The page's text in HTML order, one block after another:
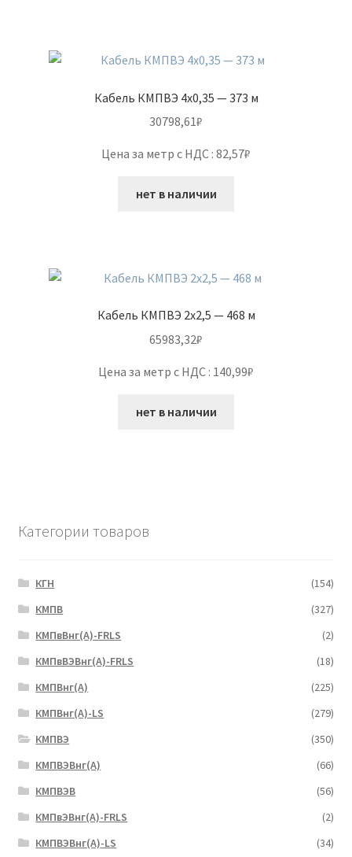
Кабель КМПВЭ 4х0,35 — 373 м
30798,61₽
Цена за метр с НДС : 82,57₽
нет в наличии
Кабель КМПВЭ 2х2,5 — 468 м
65983,32₽
Цена за метр с НДС : 140,99₽
нет в наличии
Категории товаров
КГН
(154)
КМПВ
(327)
КМПвВнг(А)-FRLS
(2)
КМПвВЭВнг(А)-FRLS
(18)
КМПВнг(А)
(225)
КМПВнг(А)-LS
(279)
КМПВЭ
(350)
КМПВЭBнг(А)
(66)
КМПВЭВ
(56)
КМПвЭВнг(А)-FRLS
(2)
КМПВЭВнг(А)-LS
(34)